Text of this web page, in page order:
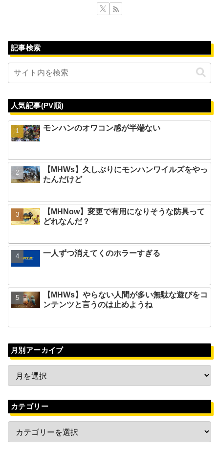
記事検索
人気記事(PV順)
モンハンのオワコン感が半端ない
【MHWs】久しぶりにモンハンワイルズをやっ
たんだけど
【MHNow】変更で有用になりそうな防具って
どれなんだ？
一人ずつ消えてくのホラーすぎる
【MHWs】やらない人間が多い無駄な遊びをコ
ンテンツと言うのは止めようね
月別アーカイブ
カテゴリー